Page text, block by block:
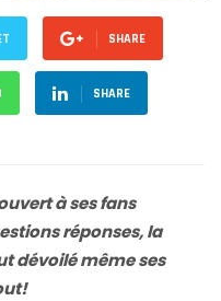
SHARE
SHARE
à ses fans
réponses, la
dévoilé même ses